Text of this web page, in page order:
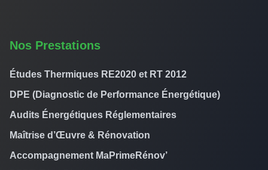
Nos Prestations
Études Thermiques RE2020 et RT 2012
DPE (Diagnostic de Performance Énergétique)
Audits Énergétiques Réglementaires
Maîtrise d’Œuvre & Rénovation
Accompagnement MaPrimeRénov’